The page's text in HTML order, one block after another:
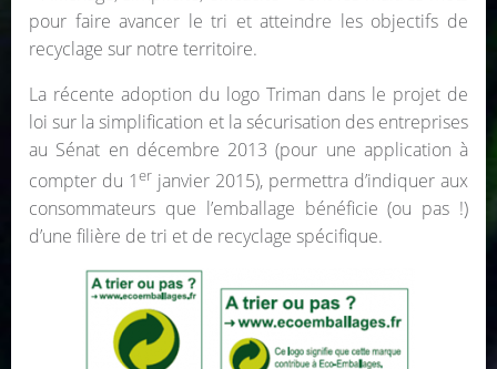
pour faire avancer le tri et atteindre les objectifs de
recyclage sur notre territoire.
La récente adoption du logo Triman dans le projet de
loi sur la simplification et la sécurisation des entreprises
au Sénat en décembre 2013 (pour une application à
compter du 1er janvier 2015), permettra d’indiquer aux
consommateurs que l’emballage bénéficie (ou pas !)
d’une filière de tri et de recyclage spécifique.